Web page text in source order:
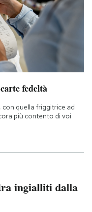
fedeltà
quella friggitrice ad
più contento di voi
ingialliti dalla